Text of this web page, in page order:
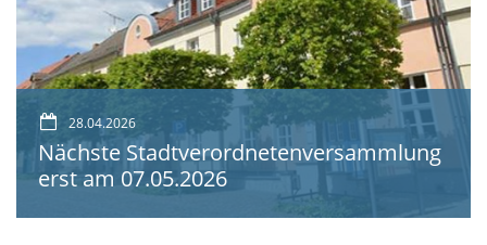
28.04.2026
Nächste Stadtverordnetenversammlung
erst am 07.05.2026